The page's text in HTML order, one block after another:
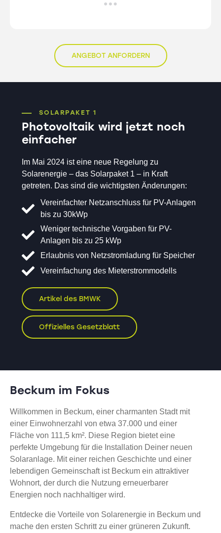
ANGEBOT ANFORDERN
SOLARPAKET 1
Photovoltaik wird jetzt noch
einfacher
Im Mai 2024 ist eine neue Regelung zu
Solarenergie – das Solarpaket 1 – in Kraft
getreten. Das sind die wichtigsten Änderungen:
Vereinfachter Netzanschluss für PV-Anlagen
bis zu 30kWp
Weniger technische Vorgaben für PV-
Anlagen bis zu 25 kWp
Erlaubnis von Netzstromladung für Speicher
Vereinfachung des Mieterstrommodells
Artikel des BMWK
Offizielles Gesetzblatt
Beckum im Fokus
Willkommen in Beckum, einer charmanten Stadt mit
einer Einwohnerzahl von etwa 37.000 und einer
Fläche von 111,5 km². Diese Region bietet eine
perfekte Umgebung für die Installation Deiner neuen
Solaranlage. Mit einer reichen Geschichte und einer
lebendigen Gemeinschaft ist Beckum ein attraktiver
Wohnort, der durch die Nutzung erneuerbarer
Energien noch nachhaltiger wird.
Entdecke die Vorteile von Solarenergie in Beckum und
mache den ersten Schritt zu einer grüneren Zukunft.